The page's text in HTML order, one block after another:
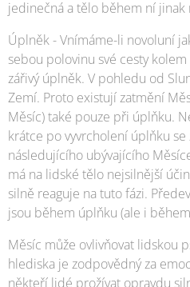
jedinečná a tělo během ní jinak
Úplněk - Vnímáme-li novoluní
sebou polovinu své cesty
zářivý úplněk. V pohledu od
Zemí. Proto existují zatmění
Měsíc) také pouze při úplňku.
krátce po vyvrcholení úplňku
následujícího ubývajícího
má na lidské tělo nejsilnější
silně reaguje na tuto fázi.
jsou během úplňku (ale i
Měsíc může ovlivňovat lidskou
hlediska je zodpovědný za
někteří lidé prožívat opravdu